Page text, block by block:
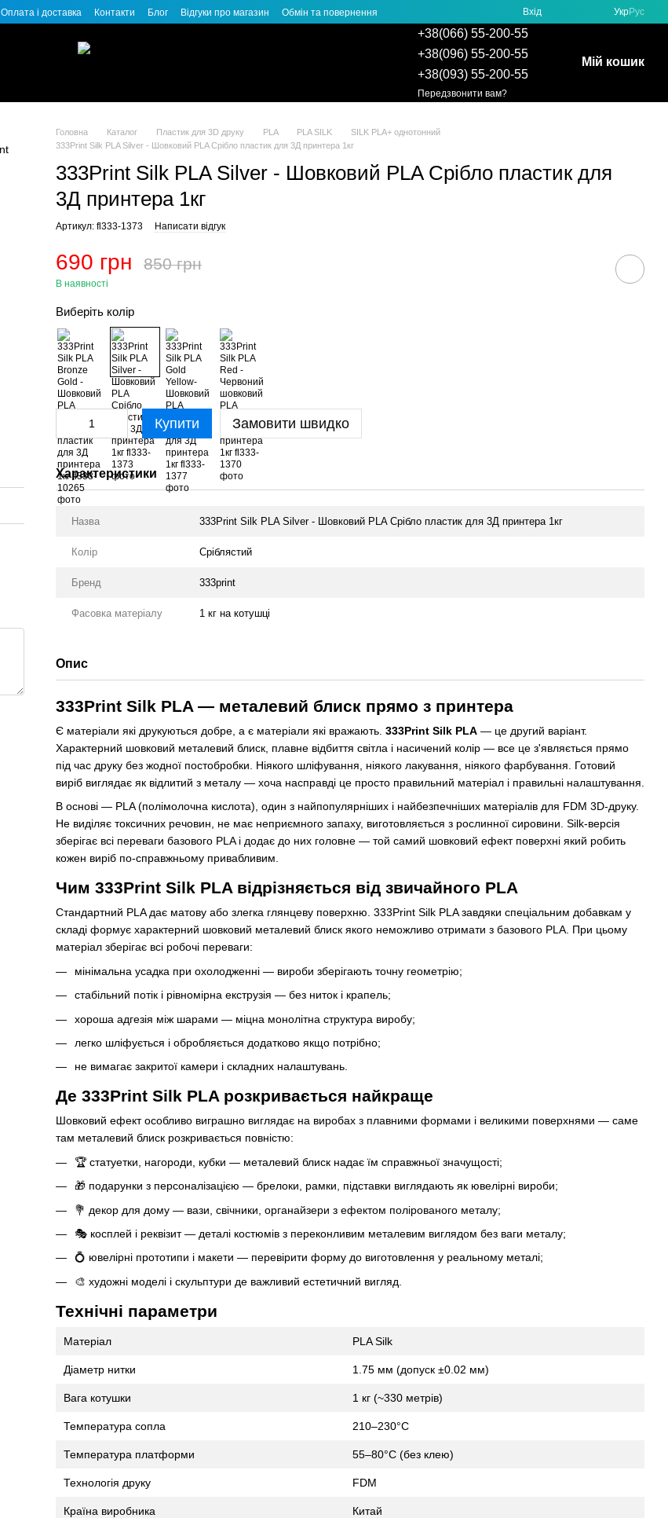
Оплата і доставка Контакти Блог Відгуки про магазин Обмін та повернення Вхід УкрРус
+38(066) 55-200-55
+38(096) 55-200-55
+38(093) 55-200-55
Передзвонити вам?
Мій кошик
Головна Каталог Пластик для 3D друку PLA PLA SILK
SILK PLA+ однотонний
333Print Silk PLA Silver - Шовковий PLA Срібло пластик для 3Д принтера 1кг
333Print Silk PLA Silver - Шовковий PLA Срібло пластик для
3Д принтера 1кг
Артикул: fl333-1373 Написати відгук
690 грн 850 грн
В наявності
Виберіть колір
Купити Замовити швидко
Характеристики
Назва 333Print Silk PLA Silver - Шовковий PLA Срібло пластик для 3Д принтера 1кг
Колір Сріблястий
Бренд 333print
Фасовка матеріалу 1 кг на котушці
Опис
333Print Silk PLA — металевий блиск прямо з принтера
Є матеріали які друкуються добре, а є матеріали які вражають. 333Print Silk PLA— це другий варіант.
Характерний шовковий металевий блиск, плавне відбиття світла і насичений колір — все це з'являється прямо
під час друку без жодної постобробки. Ніякого шліфування, ніякого лакування, ніякого фарбування. Готовий
виріб виглядає як відлитий з металу — хоча насправді це просто правильний матеріал і правильні налаштування.
В основі — PLA (полімолочна кислота), один з найпопулярніших і найбезпечніших матеріалів для FDM 3D-друку.
Не виділяє токсичних речовин, не має неприємного запаху, виготовляється з рослинної сировини. Silk-версія
зберігає всі переваги базового PLA і додає до них головне — той самий шовковий ефект поверхні який робить
кожен виріб по-справжньому привабливим.
Чим 333Print Silk PLA відрізняється від звичайного PLA
Стандартний PLA дає матову або злегка глянцеву поверхню. 333Print Silk PLA завдяки спеціальним добавкам у
складі формує характерний шовковий металевий блиск якого неможливо отримати з базового PLA. При цьому
матеріал зберігає всі робочі переваги:
мінімальна усадка при охолодженні — вироби зберігають точну геометрію;
стабільний потік і рівномірна екструзія — без ниток і крапель;
хороша адгезія між шарами — міцна монолітна структура виробу;
легко шліфується і обробляється додатково якщо потрібно;
не вимагає закритої камери і складних налаштувань.
Де 333Print Silk PLA розкривається найкраще
Шовковий ефект особливо виграшно виглядає на виробах з плавними формами і великими поверхнями — саме
там металевий блиск розкривається повністю:
🏆 статуетки, нагороди, кубки — металевий блиск надає їм справжньої значущості;
🎁 подарунки з персоналізацією — брелоки, рамки, підставки виглядають як ювелірні вироби;
💐 декор для дому — вази, свічники, органайзери з ефектом полірованого металу;
🎭 косплей і реквізит — деталі костюмів з переконливим металевим виглядом без ваги металу;
💍 ювелірні прототипи і макети — перевірити форму до виготовлення у реальному металі;
🎨 художні моделі і скульптури де важливий естетичний вигляд.
Технічні параметри
Матеріал PLA Silk
Діаметр нитки 1.75 мм (допуск ±0.02 мм)
Вага котушки 1 кг (~330 метрів)
Температура сопла 210–230°C
Температура платформи 55–80°C (без клею)
Технологія друку FDM
Країна виробника Китай